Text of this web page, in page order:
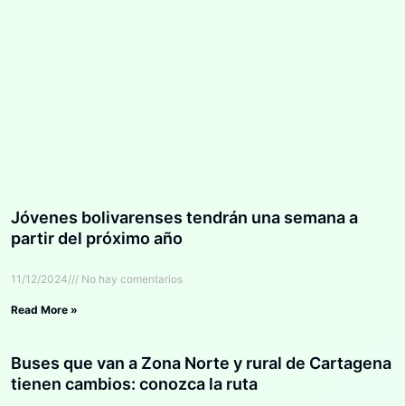
Jóvenes bolivarenses tendrán una semana a
partir del próximo año
11/12/2024 No hay comentarios
Read More »
Buses que van a Zona Norte y rural de Cartagena
tienen cambios: conozca la ruta